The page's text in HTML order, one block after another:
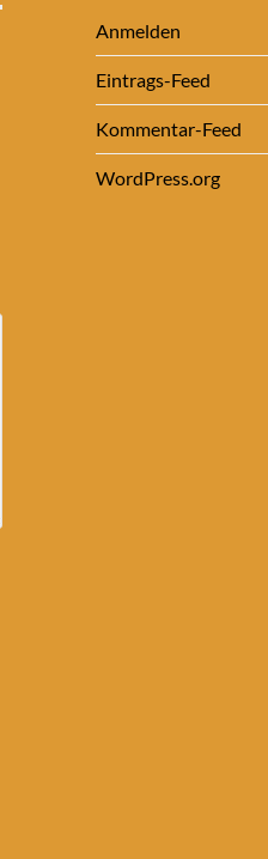
Anmelden
Eintrags-Feed
Kommentar-Feed
WordPress.org